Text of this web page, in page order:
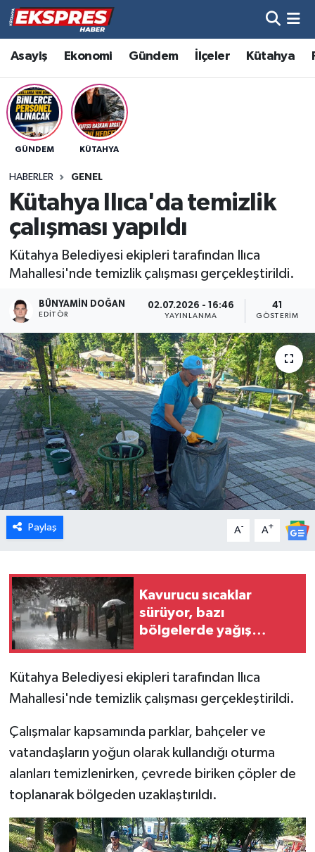
Asayiş Ekonomi Gündem İlçeler Kütahya
GÜNDEM KÜTAHYA
HABERLER GENEL
Kütahya Ilıca'da temizlik
çalışması yapıldı
Kütahya Belediyesi ekipleri tarafından Ilıca
Mahallesi'nde temizlik çalışması gerçekleştirildi.
BÜNYAMIN DOĞAN
EDITÖR
02.07.2026 - 16:46
YAYINLANMA
41
GÖSTERIM
Paylaş A- A+
Kavurucu sıcaklar
sürüyor, bazı
bölgelerde yağış
Kütahya Belediyesi ekipleri tarafından Ilıca
Mahallesi'nde temizlik çalışması gerçekleştirildi.
Çalışmalar kapsamında parklar, bahçeler ve
vatandaşların yoğun olarak kullandığı oturma
alanları temizlenirken, çevrede biriken çöpler de
toplanarak bölgeden uzaklaştırıldı.
Altıntaş
Asayiş
Aslanapa
Bölge
Çavdarhisar
Domaniç
Dumlupınar
Dünya
Eğitim
Ekonomi
Emet
Foto Galeri
Gediz
Gündem
Hisarcık
Köşe Yazıları
Kültür Sanat
Kütahya
Otomobil
Hava Durumu
Trafik Durumu
Süper Lig Puan Durumu ve Fikstür
Son Dakika Haberleri
Haber Arşivi